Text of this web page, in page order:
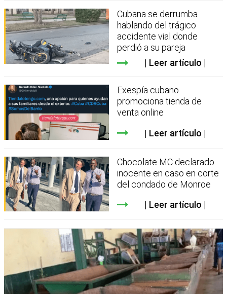
Cubana se derrumba
hablando del trágico
accidente vial donde
perdió a su pareja
Leer artículo
Exespía cubano
promociona tienda de
venta online
Leer artículo
Chocolate MC declarado
inocente en caso en corte
del condado de Monroe
Leer artículo